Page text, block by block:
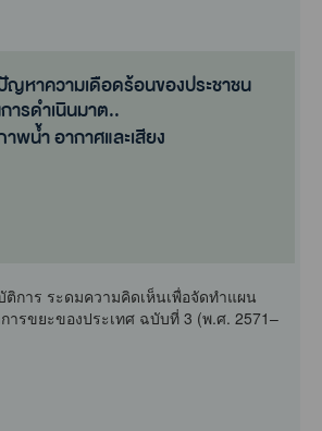
ญหาความเดือดร้อนของประชาชน
รดำเนินมาต..
น้ำ อากาศและเสียง